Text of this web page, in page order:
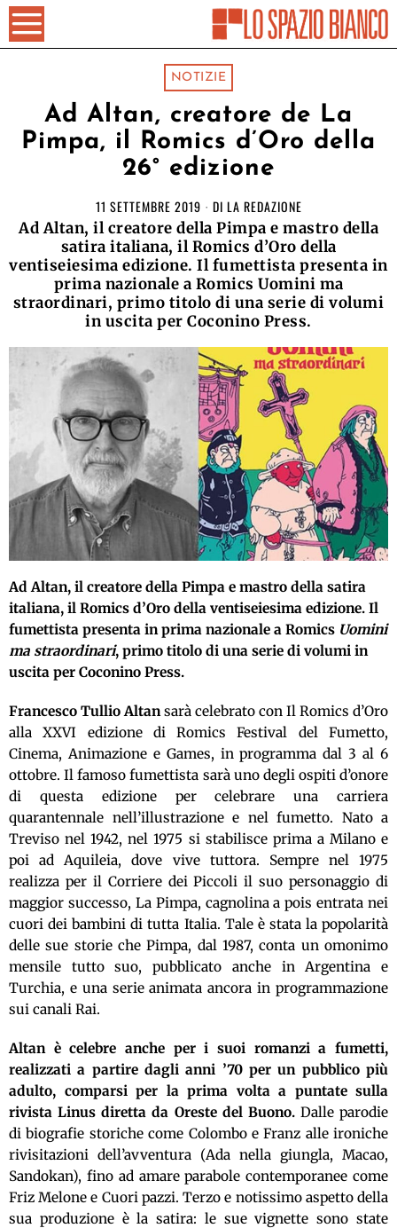
NOTIZIE
Ad Altan, creatore de La
Pimpa, il Romics d’Oro della
26° edizione
11 SETTEMBRE 2019 DI LA REDAZIONE
Ad Altan, il creatore della Pimpa e mastro della
satira italiana, il Romics d’Oro della
ventiseiesima edizione. Il fumettista presenta in
prima nazionale a Romics Uomini ma
straordinari, primo titolo di una serie di volumi
in uscita per Coconino Press.
Ad Altan, il creatore della Pimpa e mastro della satira
italiana, il Romics d’Oro della ventiseiesima edizione. Il
fumettista presenta in prima nazionale a Romics Uomini
ma straordinari, primo titolo di una serie di volumi in
uscita per Coconino Press.
Francesco Tullio Altan sarà celebrato con Il Romics d’Oro
alla XXVI edizione di Romics Festival del Fumetto,
Cinema, Animazione e Games, in programma dal 3 al 6
ottobre. Il famoso fumettista sarà uno degli ospiti d’onore
di questa edizione per celebrare una carriera
quarantennale nell’illustrazione e nel fumetto. Nato a
Treviso nel 1942, nel 1975 si stabilisce prima a Milano e
poi ad Aquileia, dove vive tuttora. Sempre nel 1975
realizza per il Corriere dei Piccoli il suo personaggio di
maggior successo, La Pimpa, cagnolina a pois entrata nei
cuori dei bambini di tutta Italia. Tale è stata la popolarità
delle sue storie che Pimpa, dal 1987, conta un omonimo
mensile tutto suo, pubblicato anche in Argentina e
Turchia, e una serie animata ancora in programmazione
sui canali Rai.
Altan è celebre anche per i suoi romanzi a fumetti,
realizzati a partire dagli anni ’70 per un pubblico più
adulto, comparsi per la prima volta a puntate sulla
rivista Linus diretta da Oreste del Buono.Dalle parodie
di biografie storiche come Colombo e Franz alle ironiche
rivisitazioni dell’avventura (Ada nella giungla, Macao,
Sandokan), fino ad amare parabole contemporanee come
Friz Melone e Cuori pazzi. Terzo e notissimo aspetto della
sua produzione è la satira: le sue vignette sono state